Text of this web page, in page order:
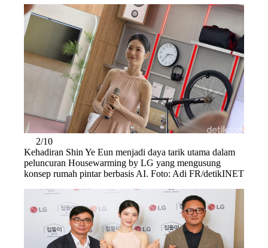
2/10
Kehadiran Shin Ye Eun menjadi daya tarik utama dalam
peluncuran Housewarming by LG yang mengusung
konsep rumah pintar berbasis AI. Foto: Adi FR/detikINET